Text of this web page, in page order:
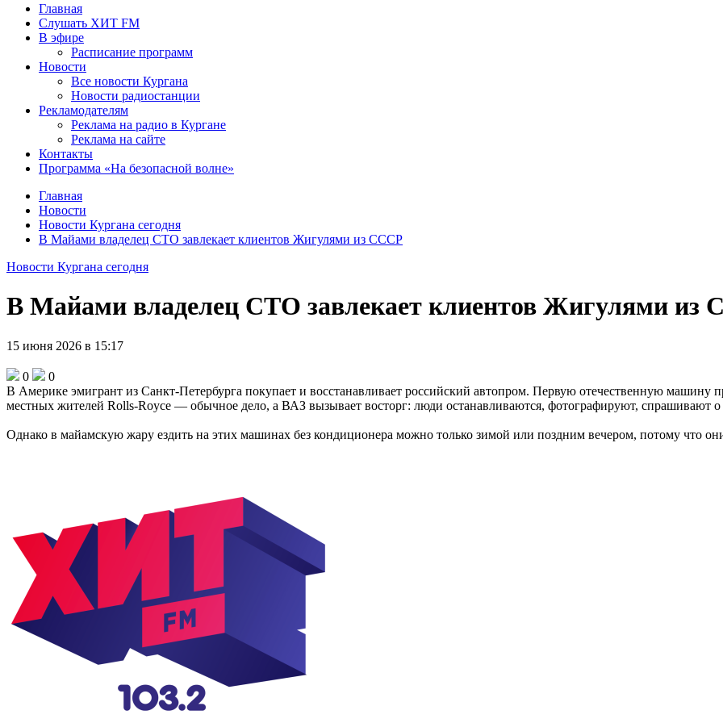
Главная
Слушать ХИТ FM
В эфире
Расписание программ
Новости
Все новости Кургана
Новости радиостанции
Рекламодателям
Реклама на радио в Кургане
Реклама на сайте
Контакты
Программа «На безопасной волне»
Главная
Новости
Новости Кургана сегодня
В Майами владелец СТО завлекает клиентов Жигулями из СССР
Новости Кургана сегодня
В Майами владелец СТО завлекает клиентов Жигулями из
15 июня 2026 в 15:17
0
0
В Америке эмигрант из Санкт-Петербурга покупает и восстанавливает российский автопром. Первую отечественную машину
местных жителей Rolls‑Roycе — обычное дело, а ВАЗ вызывает восторг: люди останавливаются, фотографируют, спрашивают о
Однако в майамскую жару ездить на этих машинах без кондиционера можно только зимой или поздним вечером, потому что